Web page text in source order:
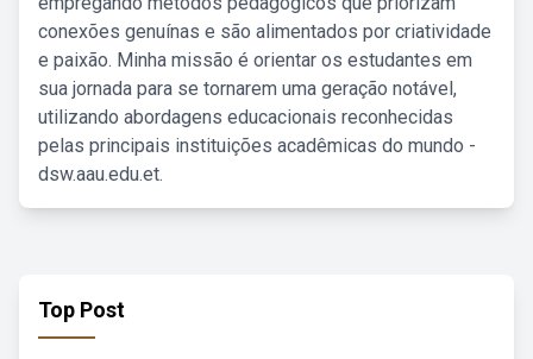
conexões genuínas e são alimentados por criatividade
e paixão. Minha missão é orientar os estudantes em
sua jornada para se tornarem uma geração notável,
utilizando abordagens educacionais reconhecidas
pelas principais instituições acadêmicas do mundo -
dsw.aau.edu.et.
Top Post